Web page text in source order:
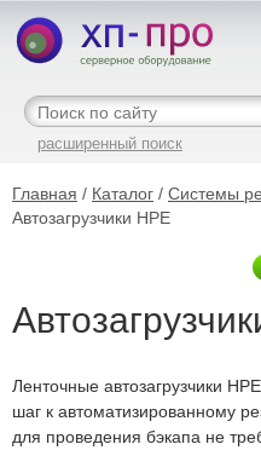
расширенный поиск
Главная / Каталог / Системы
Автозагрузчики HPE
Ленточные автозагрузчики
шаг к автоматизированному
для проведения бэкапа не